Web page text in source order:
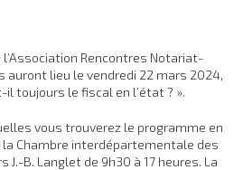
Rencontres Notariat-
auront lieu le vendredi 22 mars 2024,
toujours le fiscal en l’état ? ».
vous trouverez le programme en
Chambre interdépartementale des
J.-B. Langlet de 9h30 à 17 heures. La